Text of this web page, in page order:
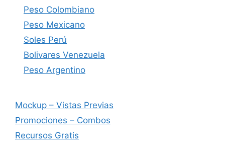
Peso Colombiano
Peso Mexicano
Soles Perú
Bolivares Venezuela
Peso Argentino
Mockup – Vistas Previas
Promociones – Combos
Recursos Gratis